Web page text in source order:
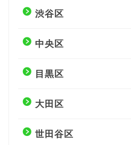
渋谷区
中央区
目黒区
大田区
世田谷区